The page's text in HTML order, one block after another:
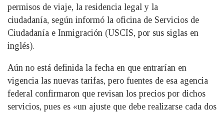
permisos de viaje, la residencia legal y la
ciudadanía, según informó la oficina de Servicios de
Ciudadanía e Inmigración (USCIS, por sus siglas en
inglés).
Aún no está definida la fecha en que entrarían en
vigencia las nuevas tarifas, pero fuentes de esa agencia
federal confirmaron que revisan los precios por dichos
servicios, pues es «un ajuste que debe realizarse cada dos